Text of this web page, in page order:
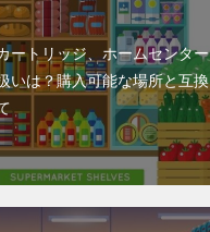
ートリッジ、ホームセンター
いは？購入可能な場所と互換